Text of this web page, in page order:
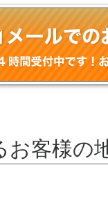
客様の